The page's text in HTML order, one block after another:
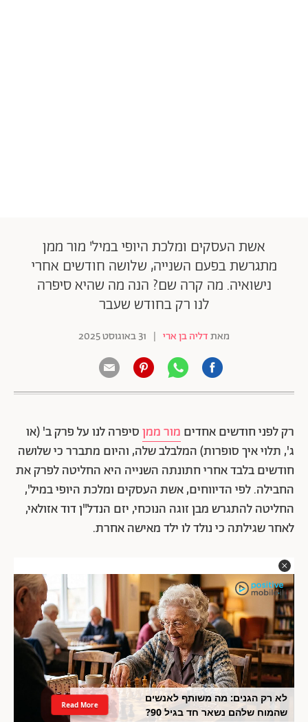
אשת העסקים ומלכת היופי במיל' מור ממן
מתגרשת בפעם השנייה, שלושה חודשים אחרי
נישואיה. מה קרה שם? הנה מה שהיא סיפרה
לנו רק בחודש שעבר
מאתדליה בן ארי | 31 באוגוסט 2025
רק לפני חודשים אחדים מור ממןסיפרה לנו על פרק ב' (או
ג', תלוי איך סופרות) המלבלב שלה, והיום מתברר כי שלושה
חודשים בלבד אחרי חתונתה השנייה היא החליטה לפרק את
החבילה. לפי הדיווחים, אשת העסקים ומלכת היופי במיל',
החליטה להתגרש מבן זוגה הנוכחי, יזם הנדל"ן דוד אזולאי,
לאחר שגילתה כי נולד לו ילד מאישה אחרת.
לא רק הגנים: מה משותף לאנשים
שהמוח שלהם נשאר חד בגיל 90?
Read More